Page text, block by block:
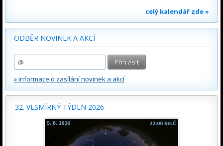
celý kalendář zde »
ODBĚR NOVINEK A AKCÍ
» informace o zasílání novinek a akcí
32. VESMÍRNÝ TÝDEN 2026